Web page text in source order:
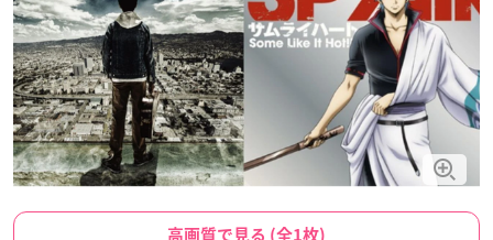
高画質で見る (全1枚)